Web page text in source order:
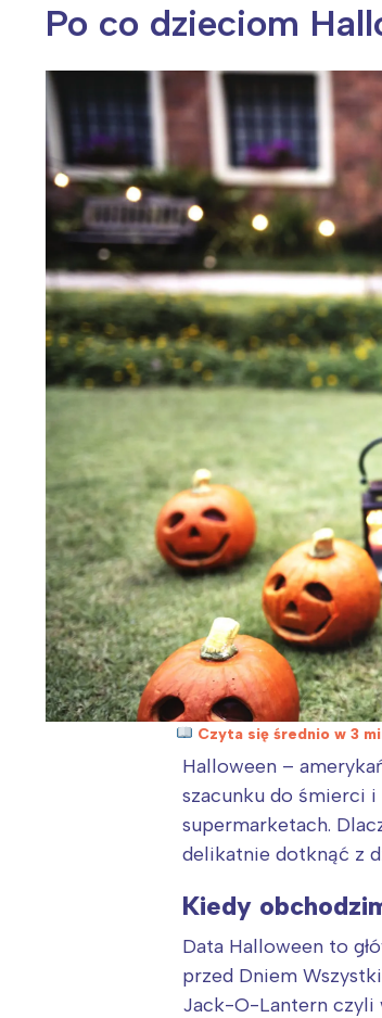
Wiosenny koncert ptaków na płocie
Po co dzieciom
Czyta się średnio w 3
Halloween –
szacunku do śmierci
supermarketach.
delikatnie dotknąć z
Kiedy
Data Halloween to
przed Dniem
Jack-O-Lantern czyli